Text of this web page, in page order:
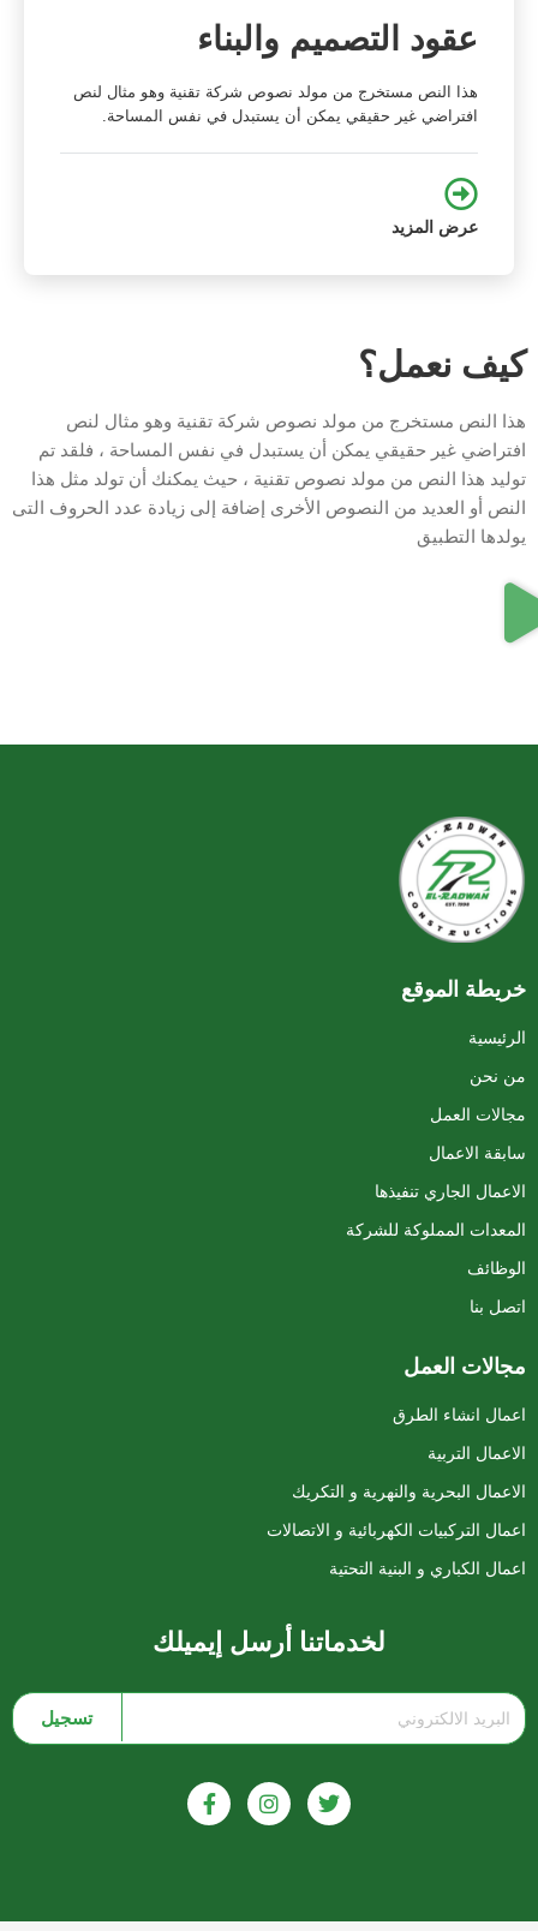
عقود التصميم والبناء
هذا النص مستخرج من مولد نصوص شركة تقنية وهو مثال لنص
افتراضي غير حقيقي يمكن أن يستبدل في نفس المساحة.
عرض المزيد
كيف نعمل؟
هذا النص مستخرج من مولد نصوص شركة تقنية وهو مثال لنص
افتراضي غير حقيقي يمكن أن يستبدل في نفس المساحة ، فلقد تم
توليد هذا النص من مولد نصوص تقنية ، حيث يمكنك أن تولد مثل هذا
النص أو العديد من النصوص الأخرى إضافة إلى زيادة عدد الحروف التى
يولدها التطبيق
خريطة الموقع
الرئيسية
من نحن
مجالات العمل
سابقة الاعمال
الاعمال الجاري تنفيذها
المعدات المملوكة للشركة
الوظائف
اتصل بنا
مجالات العمل
اعمال انشاء الطرق
الاعمال التربية
الاعمال البحرية والنهرية و التكريك
اعمال التركبيات الكهربائية و الاتصالات
اعمال الكباري و البنية التحتية
لخدماتنا أرسل إيميلك
تسجيل